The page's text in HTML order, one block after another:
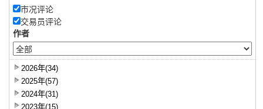
市况评论
交易员评论
作者
2026年(34)
2025年(57)
2024年(31)
2023年(15)